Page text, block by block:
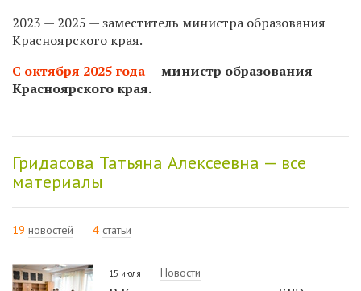
2023 — 2025 — заместитель министра образования
Красноярского края.
С октября 2025 года— министр образования
Красноярского края.
Гридасова Татьяна Алексеевна — все
материалы
19 новостей 4 статьи
15 июля Новости